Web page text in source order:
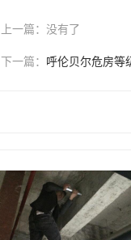
上一篇： 没有了
下一篇： 呼伦贝尔危房等